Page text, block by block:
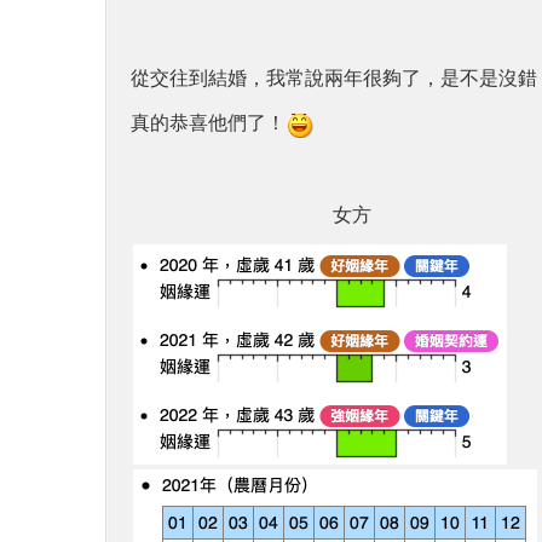
從交往到結婚，我常說兩年很夠了，是不是沒錯
真的恭喜他們了！
女方